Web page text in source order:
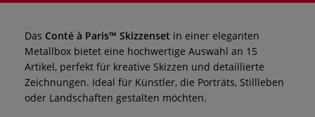
Das Conté à Paris™ Skizzenset in einer eleganten
Metallbox bietet eine hochwertige Auswahl an 15
Artikel, perfekt für kreative Skizzen und detaillierte
Zeichnungen. Ideal für Künstler, die Porträts, Stillleben
oder Landschaften gestalten möchten.